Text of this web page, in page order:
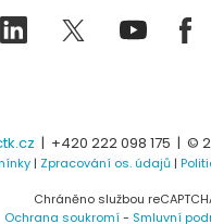
LinkedIn TwitterYoutube
| +420 222 098 175 | ©
| Zpracování os. údajů|
Chráněno službou
Ochrana soukromí- Smluvní